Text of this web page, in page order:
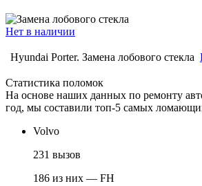
Нет в наличии
Hyundai Porter. Замена лобового стекла
Статистика поломок
На основе наших данных по ремонту
год, мы составили топ-5 самых
Volvo
231 вызов
186 из них — FH